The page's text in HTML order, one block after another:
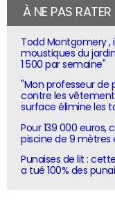
À NE PAS RATER
Todd Montgomery ,
moustiques du
1 500 par semaine"
"Mon professeur de
contre les
surface élimine les
Pour 139 000
piscine de 9 mètres
Punaises de lit :
a tué 100% des